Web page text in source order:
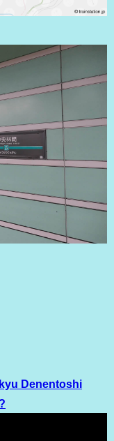
Denentoshi